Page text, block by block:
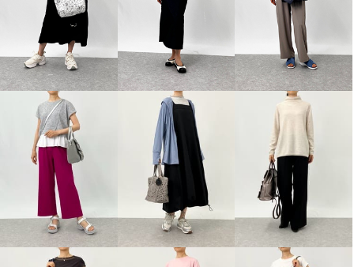
スピンブルー 接触冷感・ＵＶカ
ット デニム調ワイドパンツ
ブルー Ｍ
卑弥呼 牛革 ソフトスクエアトゥ
グルカシューズ
ベージュ